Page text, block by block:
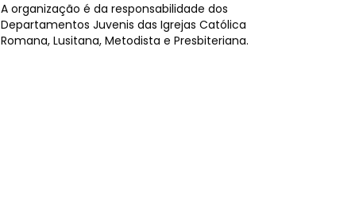
A organização é da responsabilidade dos
Departamentos Juvenis das Igrejas Católica
Romana, Lusitana, Metodista e Presbiteriana.